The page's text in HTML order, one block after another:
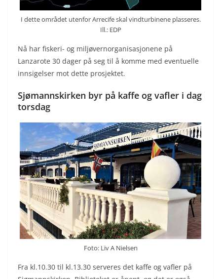
I dette området utenfor Arrecife skal vindturbinene plasseres.
Ill.: EDP
Nå har fiskeri- og miljøvernorganisasjonene på
Lanzarote 30 dager på seg til å komme med eventuelle
innsigelser mot dette prosjektet.
Sjømannskirken byr på kaffe og vafler i dag
torsdag
Foto: Liv A Nielsen
Fra kl.10.30 til kl.13.30 serveres det kaffe og vafler på